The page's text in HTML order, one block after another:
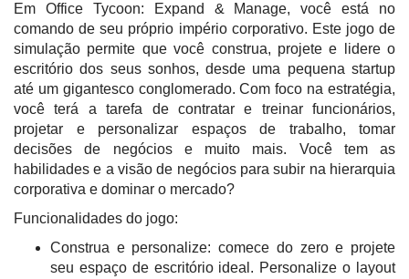
Em Office Tycoon: Expand & Manage, você está no
comando de seu próprio império corporativo. Este jogo de
simulação permite que você construa, projete e lidere o
escritório dos seus sonhos, desde uma pequena startup
até um gigantesco conglomerado. Com foco na estratégia,
você terá a tarefa de contratar e treinar funcionários,
projetar e personalizar espaços de trabalho, tomar
decisões de negócios e muito mais. Você tem as
habilidades e a visão de negócios para subir na hierarquia
corporativa e dominar o mercado?
Funcionalidades do jogo:
Construa e personalize: comece do zero e projete
seu espaço de escritório ideal. Personalize o layout